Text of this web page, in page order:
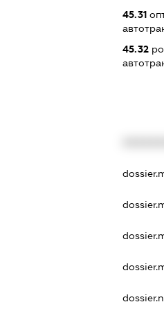
45.31
45.32